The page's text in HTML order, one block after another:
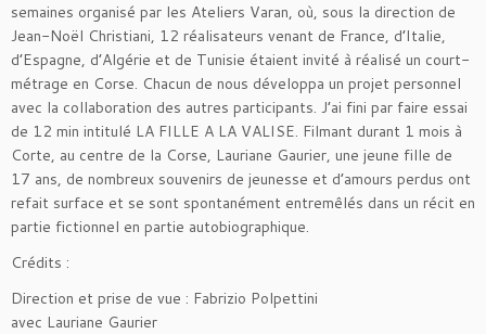
semaines organisé par les Ateliers Varan, où, sous la direction de
Jean-Noël Christiani, 12 réalisateurs venant de France, d’Italie,
d’Espagne, d’Algérie et de Tunisie étaient invité à réalisé un court-
métrage en Corse. Chacun de nous développa un projet personnel
avec la collaboration des autres participants. J’ai fini par faire essai
de 12 min intitulé LA FILLE A LA VALISE. Filmant durant 1 mois à
Corte, au centre de la Corse, Lauriane Gaurier, une jeune fille de
17 ans, de nombreux souvenirs de jeunesse et d’amours perdus ont
refait surface et se sont spontanément entremêlés dans un récit en
partie fictionnel en partie autobiographique.
Crédits :
Direction et prise de vue : Fabrizio Polpettini
avec Lauriane Gaurier